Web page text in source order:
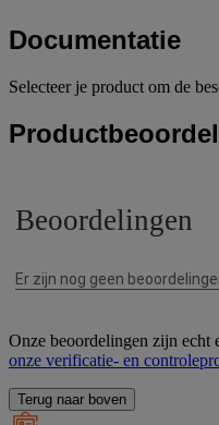
Documentatie
Selecteer je product om de
Onze beoordelingen zijn echt
onze verificatie- en
Terug naar boven